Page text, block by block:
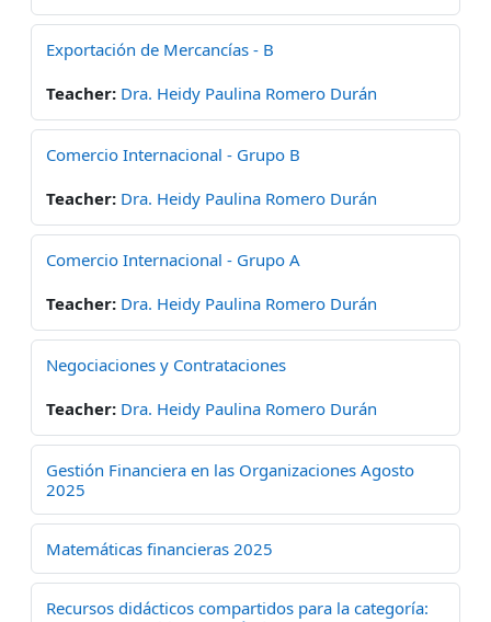
Exportación de Mercancías - B
Teacher: Dra. Heidy Paulina Romero Durán
Comercio Internacional - Grupo B
Teacher: Dra. Heidy Paulina Romero Durán
Comercio Internacional - Grupo A
Teacher: Dra. Heidy Paulina Romero Durán
Negociaciones y Contrataciones
Teacher: Dra. Heidy Paulina Romero Durán
Gestión Financiera en las Organizaciones Agosto
2025
Matemáticas financieras 2025
Recursos didácticos compartidos para la categoría: